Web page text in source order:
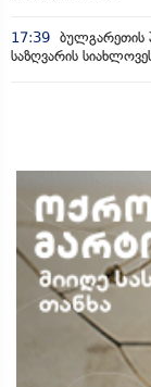
17:39 ბულგარეთის
საზღვარის